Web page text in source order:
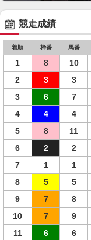
競走成績
着順 枠番 馬番
1 8 10
2
3 3
3
6 7
4
4 4
5
8 11
6
2 2
7
1 1
8
5 5
9
7 8
10
7 9
11
6 6